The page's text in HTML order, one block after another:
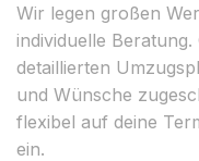
Wir legen großen
individuelle
detaillierten
und Wünsche
flexibel auf deine
ein.